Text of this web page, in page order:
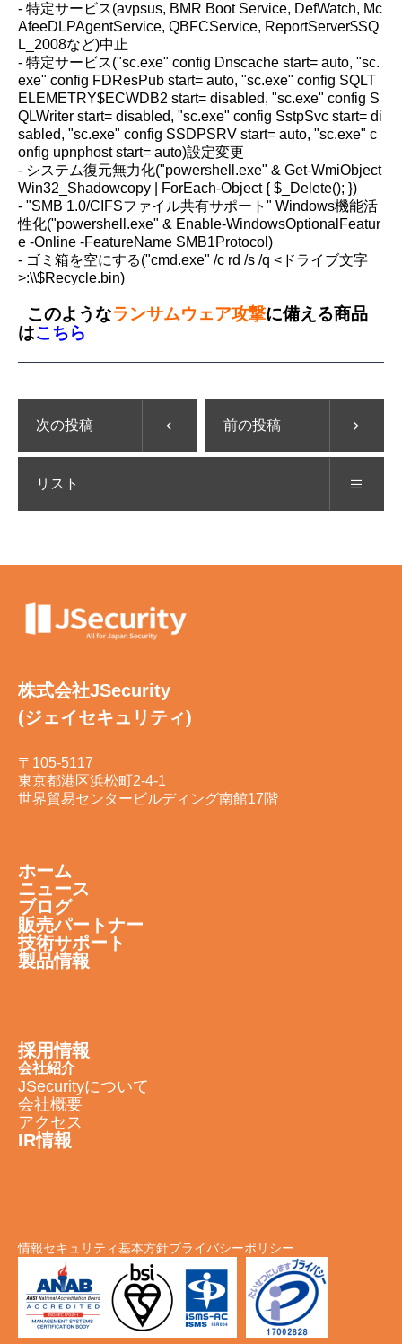
- 特定サービス(avpsus, BMR Boot Service, DefWatch, Mc
AfeeDLPAgentService, QBFCService, ReportServer$SQ
L_2008など)中止
- 特定サービス("sc.exe" config Dnscache start= auto, "sc.
exe" config FDResPub start= auto, "sc.exe" config SQLT
ELEMETRY$ECWDB2 start= disabled, "sc.exe" config S
QLWriter start= disabled, "sc.exe" config SstpSvc start= di
sabled, "sc.exe" config SSDPSRV start= auto, "sc.exe" c
onfig upnphost start= auto)設定変更
- システム復元無力化("powershell.exe" & Get-WmiObject
Win32_Shadowcopy | ForEach-Object { $_Delete(); })
- "SMB 1.0/CIFSファイル共有サポート" Windows機能活
性化("powershell.exe" & Enable-WindowsOptionalFeatur
e -Online -FeatureName SMB1Protocol)
- ゴミ箱を空にする("cmd.exe" /c rd /s /q <ドライブ文字
>:\\$Recycle.bin)
このようなランサムウェア攻撃に備える商品
はこちら
次の投稿 前の投稿
リスト
株式会社JSecurity
(ジェイセキュリティ)
〒105-5117
東京都港区浜松町2-4-1
世界貿易センタービルディング南館17階
ホーム
ニュース
ブログ
販売パートナー
技術サポート
製品情報
採用情報
会社紹介
JSecurityについて
会社概要
アクセス
IR情報
情報セキュリティ基本方針プライバシーポリシー